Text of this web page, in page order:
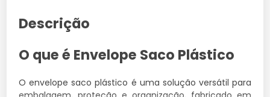
Descrição
O que é Envelope Saco Plástico
O envelope saco plástico é uma solução versátil para